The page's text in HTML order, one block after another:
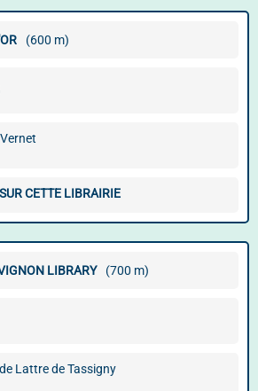
(600 m)
CETTE LIBRAIRIE
LIBRARY (700 m)
Lattre de Tassigny